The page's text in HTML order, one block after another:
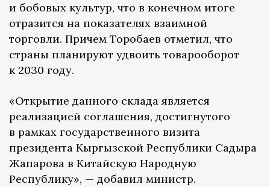
и бобовых культур, что в конечном итоге
отразится на показателях взаимной
торговли. Причем Торобаев отметил, что
страны планируют удвоить товарооборот
к 2030 году.
«Открытие данного склада является
реализацией соглашения, достигнутого
в рамках государственного визита
президента Кыргызской Республики Садыра
Жапарова в Китайскую Народную
Республику», — добавил министр.